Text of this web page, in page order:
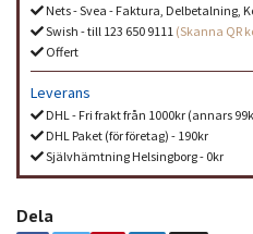
Nets - Svea - Faktura, Delbetalning,
Swish - till 123 650 9111 (Skanna QR
Offert
Leverans
DHL - Fri frakt från 1000kr (annars
DHL Paket (för företag) - 190kr
Självhämtning Helsingborg - 0kr
Dela